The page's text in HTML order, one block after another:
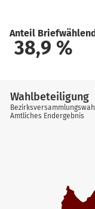
Anteil
38,9 %
Wahlbeteiligung
Amtliches Endergebnis